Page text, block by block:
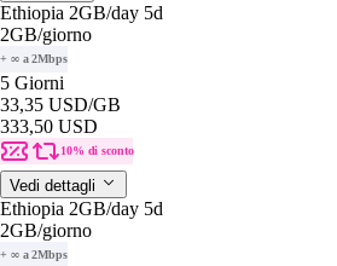
Ethiopia 2GB/day 5d
2GB/giorno
+ ∞ a 2Mbps
5 Giorni
33,35 USD/GB
333,50 USD
10% di sconto
Vedi dettagli
Ethiopia 2GB/day 5d
2GB/giorno
+ ∞ a 2Mbps